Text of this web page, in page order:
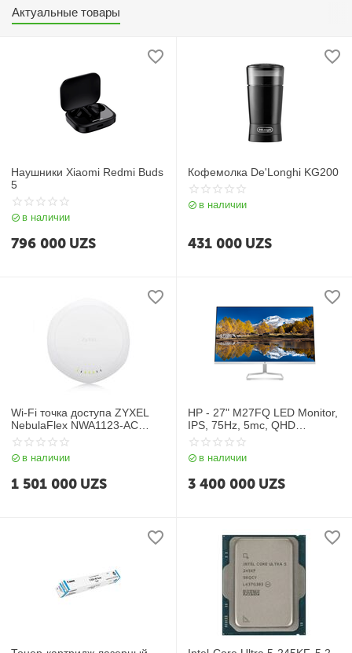
Актуальные товары
Наушники Xiaomi Redmi Buds
5
в наличии
796 000 UZS
Кофемолка De'Longhi KG200
в наличии
431 000 UZS
Wi-Fi точка доступа ZYXEL
NebulaFlex NWA1123-AC
PRO
в наличии
1 501 000 UZS
HP - 27" M27FQ LED Monitor,
IPS, 75Hz, 5mc, QHD
(2560x1440),
DisplayPort+HDMI, Silver
Black
в наличии
3 400 000 UZS